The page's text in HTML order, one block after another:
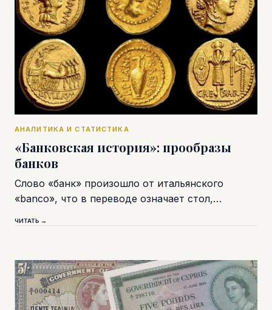
АНАЛИТИКА И СТАТИСТИКА
«Банковская история»: прообразы
банков
Слово «банк» произошло от итальянского
«banco», что в переводе означает стол,…
ЧИТАТЬ →